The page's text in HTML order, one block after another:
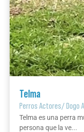
Telma
Perros Actores/Dogo
Telma es una perra
persona que la ve...